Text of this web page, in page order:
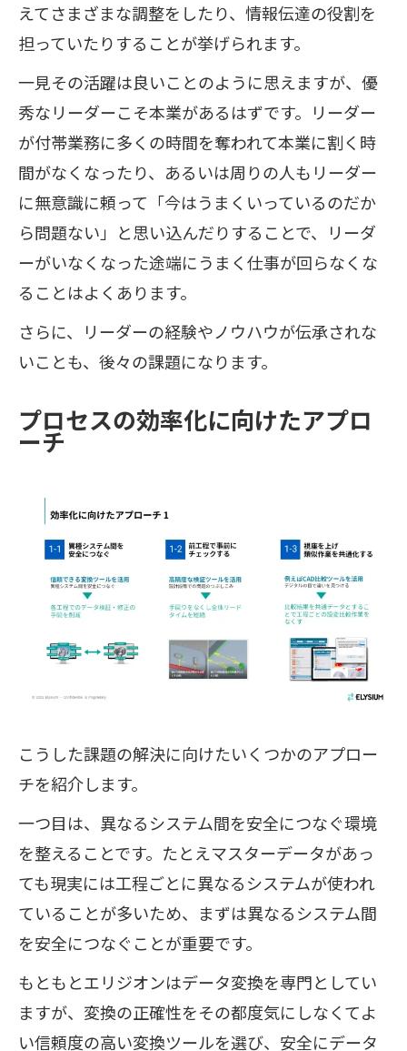
えてさまざまな調整をしたり、情報伝達の役割を
担っていたりすることが挙げられます。
一見その活躍は良いことのように思えますが、優
秀なリーダーこそ本業があるはずです。リーダー
が付帯業務に多くの時間を奪われて本業に割く時
間がなくなったり、あるいは周りの人もリーダー
に無意識に頼って「今はうまくいっているのだか
ら問題ない」と思い込んだりすることで、リーダ
ーがいなくなった途端にうまく仕事が回らなくな
ることはよくあります。
さらに、リーダーの経験やノウハウが伝承されな
いことも、後々の課題になります。
プロセスの効率化に向けたアプロ
ーチ
こうした課題の解決に向けたいくつかのアプロー
チを紹介します。
一つ目は、異なるシステム間を安全につなぐ環境
を整えることです。たとえマスターデータがあっ
ても現実には工程ごとに異なるシステムが使われ
ていることが多いため、まずは異なるシステム間
を安全につなぐことが重要です。
もともとエリジオンはデータ変換を専門としてい
ますが、変換の正確性をその都度気にしなくてよ
い信頼度の高い変換ツールを選び、安全にデータ